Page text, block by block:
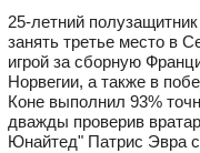
25-летний
занять третье место в
игрой за сборную
Норвегии, а также в
Коне выполнил 93%
дважды проверив
Юнайтед" Патрис Эвра